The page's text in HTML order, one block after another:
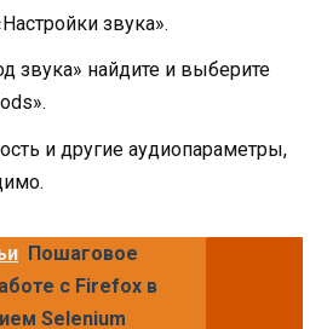
звука».
звука» найдите и выберите
и другие аудиопараметры,
Пошаговое
с Firefox в
Selenium